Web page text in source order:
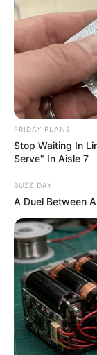
FRIDAY PLANS
Stop Waiting In
Serve" In Aisle 7
BUZZ DAY
A Duel Between